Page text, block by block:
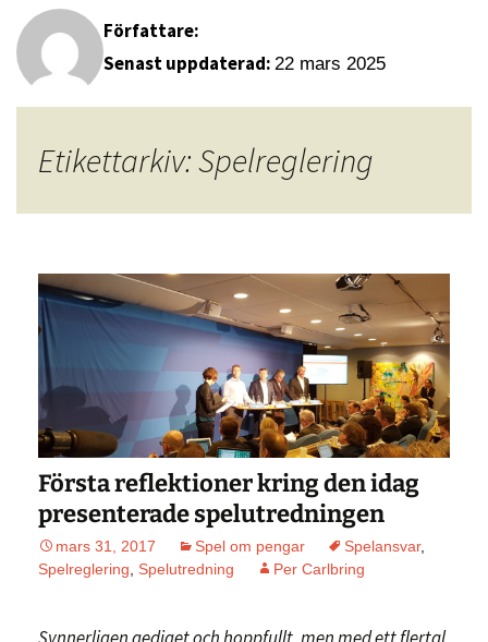
Författare:
Senast uppdaterad: 22 mars 2025
Etikettarkiv: Spelreglering
Första reflektioner kring den idag
presenterade spelutredningen
mars 31, 2017 Spel om pengar Spelansvar,
Spelreglering Spelutredning Per Carlbring